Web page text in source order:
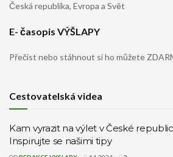
Česká republika, Evropa a Svět
E- časopis VÝŠLAPY
Přečíst nebo stáhnout si ho můžete
Cestovatelská videa
Kam vyrazit na výlet v České
Inspirujte se našimi tipy